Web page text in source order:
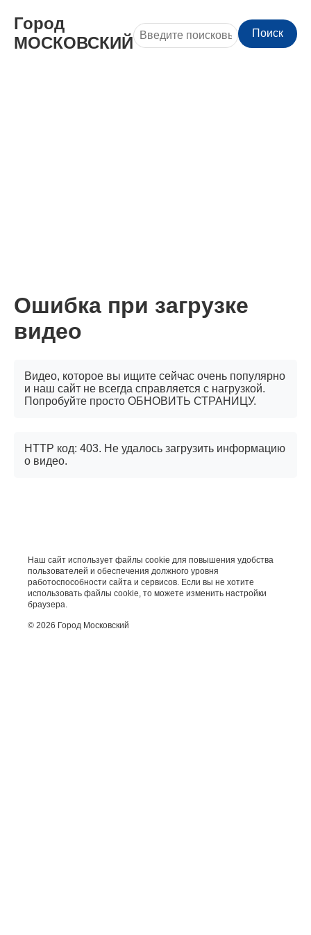
Город
МОСКОВСКИЙ
Поиск
Ошибка при загрузке
видео
Видео, которое вы ищите сейчас очень популярно
и наш сайт не всегда справляется с нагрузкой.
Попробуйте просто ОБНОВИТЬ СТРАНИЦУ.
HTTP код: 403. Не удалось загрузить информацию
о видео.
Наш сайт использует файлы cookie для повышения удобства
пользователей и обеспечения должного уровня
работоспособности сайта и сервисов. Если вы не хотите
использовать файлы cookie, то можете изменить настройки
браузера.
© 2026 Город Московский